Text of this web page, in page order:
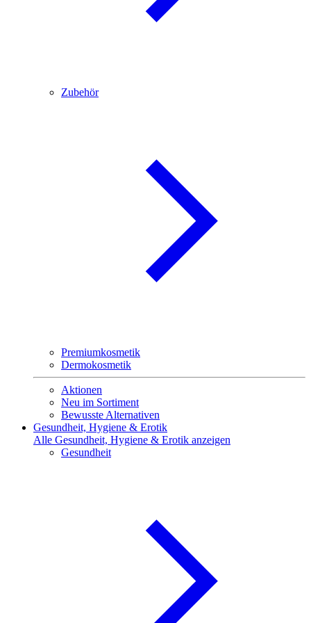
Zubehör
Premiumkosmetik
Dermokosmetik
Aktionen
Neu im Sortiment
Bewusste Alternativen
Gesundheit, Hygiene & Erotik
Alle Gesundheit, Hygiene & Erotik anzeigen
Gesundheit